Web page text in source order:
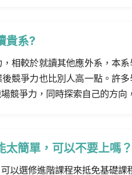
貴系?
相較於就讀其他應外系，本
競爭力也比別人高一點。許
競爭力，同時探索自己的方向
簡單，可以不要上嗎？
以選修進階課程來抵免基礎課